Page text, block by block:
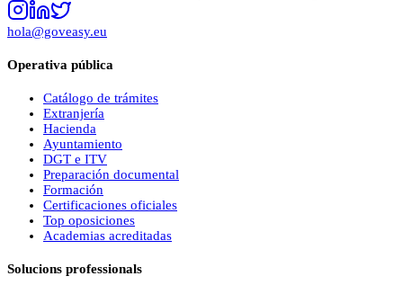
hola@goveasy.eu
Operativa pública
Catálogo de trámites
Extranjería
Hacienda
Ayuntamiento
DGT e ITV
Preparación documental
Formación
Certificaciones oficiales
Top oposiciones
Academias acreditadas
Solucions professionals